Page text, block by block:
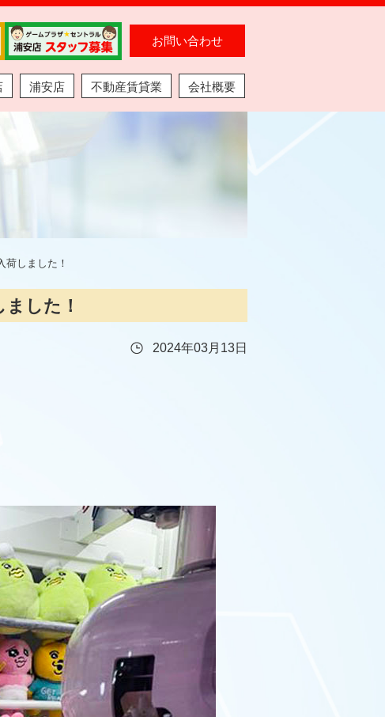
お問い合わせ
浦安店 不動産賃貸業 会社概要
しました！
した！
2024年03月13日